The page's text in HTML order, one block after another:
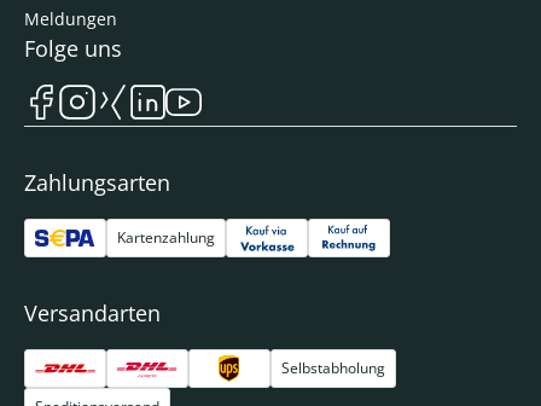
Meldungen
Zahlungsarten
Kartenzahlung
Versandarten
Selbstabholung
Folge uns